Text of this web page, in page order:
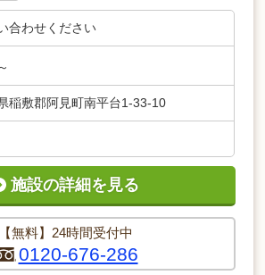
合わせください
稲敷郡阿見町南平台1-33-10
【無料】24時間受付中
0120-676-286
施設の詳細を見る